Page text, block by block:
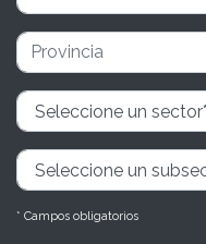
* Campos obligatorios